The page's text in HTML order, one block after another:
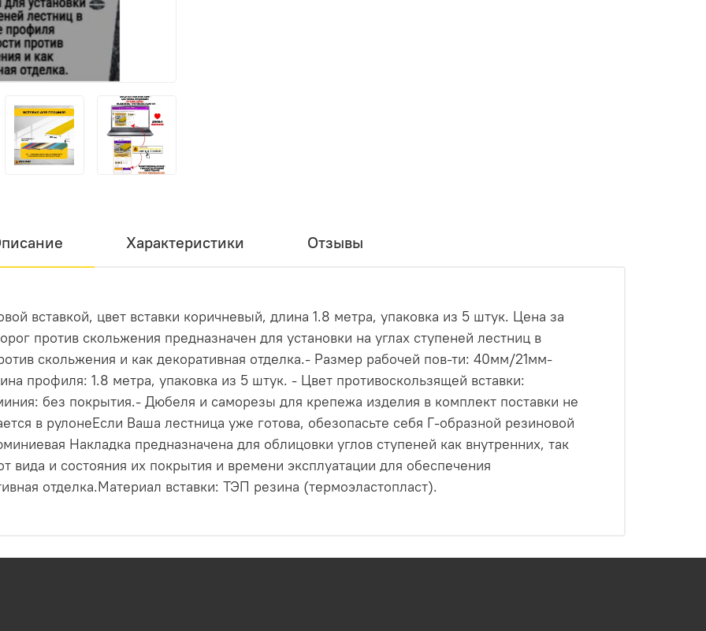
Характеристики Отзывы
вставкой, цвет вставки коричневый, длина 1.8 метра, упаковка из 5 штук. Цена за
против скольжения предназначен для установки на углах ступеней лестниц в
скольжения и как декоративная отделка.- Размер рабочей пов-ти: 40мм/21мм-
профиля: 1.8 метра, упаковка из 5 штук. - Цвет противоскользящей вставки:
без покрытия.- Дюбеля и саморезы для крепежа изделия в комплект поставки не
в рулонеЕсли Ваша лестница уже готова, обезопасьте себя Г-образной резиновой
Накладка предназначена для облицовки углов ступеней как внутренних, так
вида и состояния их покрытия и времени эксплуатации для обеспечения
отделка.Материал вставки: ТЭП резина (термоэластопласт).